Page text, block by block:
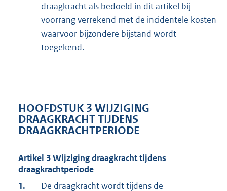
draagkracht als bedoeld in dit artikel bij
voorrang verrekend met de incidentele kosten
waarvoor bijzondere bijstand wordt
toegekend.
HOOFDSTUK 3 WIJZIGING
DRAAGKRACHT TIJDENS
DRAAGKRACHTPERIODE
Artikel 3 Wijziging draagkracht tijdens
draagkrachtperiode
1.
De draagkracht wordt tijdens de